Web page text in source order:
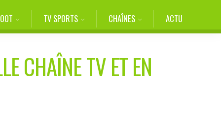
TV SPORTS CHAÎNES ACTU
CHAÎNE TV ET EN